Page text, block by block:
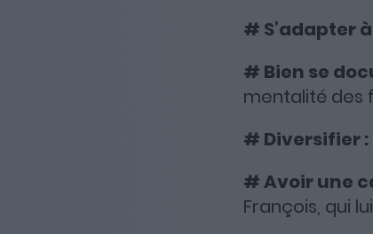
# S’adapter
# Bien se
mentalité des
# Diversifier :
# Avoir une
François, qui